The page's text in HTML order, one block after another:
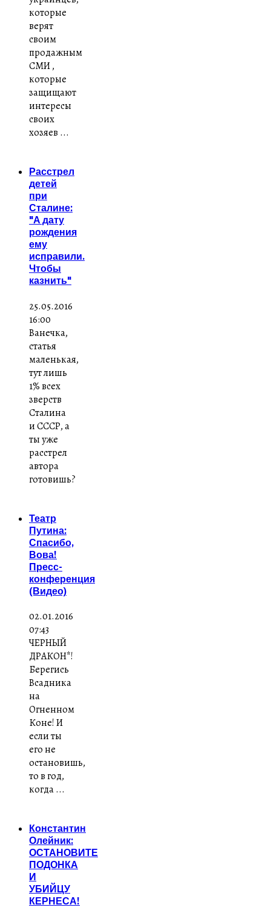
которые
верят
своим
продажным
СМИ ,
которые
защищают
интересы
своих
хозяев ...
Расстрел
детей
при
Сталине:
"А дату
рождения
ему
исправили.
Чтобы
казнить"
25.05.2016
16:00
Ванечка,
статья
маленькая,
тут лишь
1% всех
зверств
Сталина
и СССР, а
ты уже
расстрел
автора
готовишь?
Театр
Путина:
Спасибо,
Вова!
Пресс-
конференция
(Видео)
02.01.2016
07:43
ЧЕРНЫЙ
ДРАКОН*!
Берегись
Всадника
на
Огненном
Коне! И
если ты
его не
остановишь,
то в год,
когда ...
Константин
Олейник:
ОСТАНОВИТЕ
ПОДОНКА
И
УБИЙЦУ
КЕРНЕСА!